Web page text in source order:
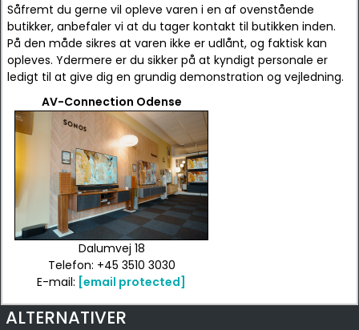
Såfremt du gerne vil opleve varen i en af ovenstående
butikker, anbefaler vi at du tager kontakt til butikken inden.
På den måde sikres at varen ikke er udlånt, og faktisk kan
opleves. Ydermere er du sikker på at kyndigt personale er
ledigt til at give dig en grundig demonstration og vejledning.
AV-Connection Odense
Dalumvej 18
Telefon: +45 3510 3030
E-mail: [email protected]
ALTERNATIVER